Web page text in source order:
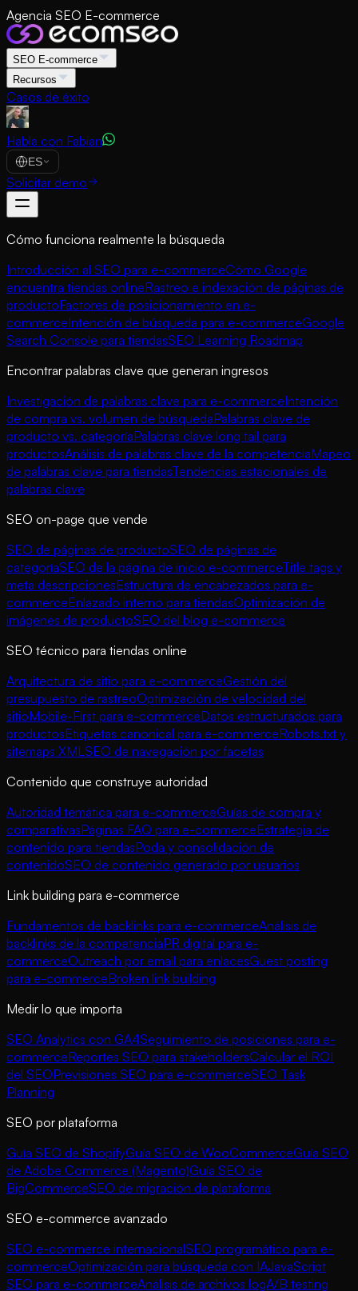
Agencia SEO E-commerce
SEO E-commerce
Recursos
Casos de éxito
Habla con Fabian
ES
Solicitar demo
Cómo funciona realmente la búsqueda
Introducción al SEO para e-commerceCómo Google
encuentra tiendas onlineRastreo e indexación de páginas de
productoFactores de posicionamiento en e-
commerceIntención de búsqueda para e-commerceGoogle
Search Console para tiendasSEO Learning Roadmap
Encontrar palabras clave que generan ingresos
Investigación de palabras clave para e-commerceIntención
de compra vs. volumen de búsquedaPalabras clave de
producto vs. categoríaPalabras clave long tail para
productosAnálisis de palabras clave de la competenciaMapeo
de palabras clave para tiendasTendencias estacionales de
palabras clave
SEO on-page que vende
SEO de páginas de productoSEO de páginas de
categoríaSEO de la página de inicio e-commerceTitle tags y
meta descripcionesEstructura de encabezados para e-
commerceEnlazado interno para tiendasOptimización de
imágenes de productoSEO del blog e-commerce
SEO técnico para tiendas online
Arquitectura de sitio para e-commerceGestión del
presupuesto de rastreoOptimización de velocidad del
sitioMobile-First para e-commerceDatos estructurados para
productosEtiquetas canonical para e-commerceRobots.txt y
sitemaps XMLSEO de navegación por facetas
Contenido que construye autoridad
Autoridad temática para e-commerceGuías de compra y
comparativasPáginas FAQ para e-commerceEstrategia de
contenido para tiendasPoda y consolidación de
contenidoSEO de contenido generado por usuarios
Link building para e-commerce
Fundamentos de backlinks para e-commerceAnálisis de
backlinks de la competenciaPR digital para e-
commerceOutreach por email para enlacesGuest posting
para e-commerceBroken link building
Medir lo que importa
SEO Analytics con GA4Seguimiento de posiciones para e-
commerceReportes SEO para stakeholdersCalcular el ROI
del SEOPrevisiones SEO para e-commerceSEO Task
Planning
SEO por plataforma
Guía SEO de ShopifyGuía SEO de WooCommerceGuía SEO
de Adobe Commerce (Magento)Guía SEO de
BigCommerceSEO de migración de plataforma
SEO e-commerce avanzado
SEO e-commerce internacionalSEO programático para e-
commerceOptimización para búsqueda con IAJavaScript
SEO para e-commerceAnálisis de archivos logA/B testing